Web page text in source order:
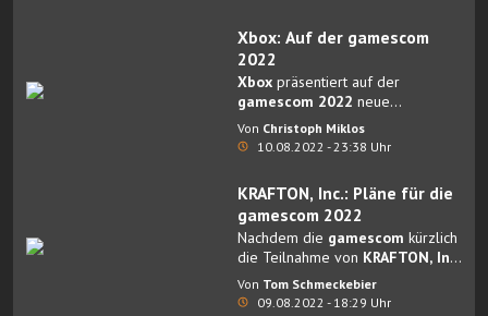
Xbox: Auf der gamescom
2022
Xbox präsentiert auf der
gamescom 2022 neue
spannende Inhalte rund um den
Xbox-Kosmos.
Von Christoph Miklos
10.08.2022 - 23:38 Uhr
KRAFTON, Inc.: Pläne für die
gamescom 2022
Nachdem die gamescom kürzlich
die Teilnahme von KRAFTON, Inc.
an der diesjährigen Messe
bekannt gab, bestätigten nun auch
Von Tom Schmeckebier
09.08.2022 - 18:29 Uhr